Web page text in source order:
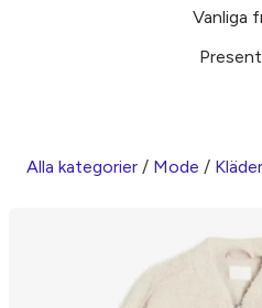
Vanliga
Alla kategorier / Mode / Kläder